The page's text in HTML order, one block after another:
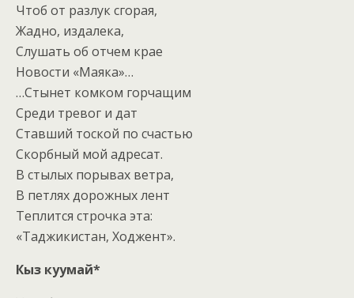
Чтоб от разлук сгорая,
Жадно, издалека,
Слушать об отчем крае
Новости «Маяка»…
…Стынет комком горчащим
Среди тревог и дат
Ставший тоской по счастью
Скорбный мой адресат.
В стылых порывах ветра,
В петлях дорожных лент
Теплится строчка эта:
«Таджикистан, Ходжент».
Кыз куумай*